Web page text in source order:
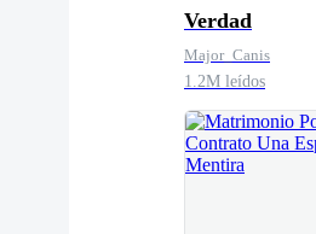
Verdad
Major_Canis
1.2M leídos